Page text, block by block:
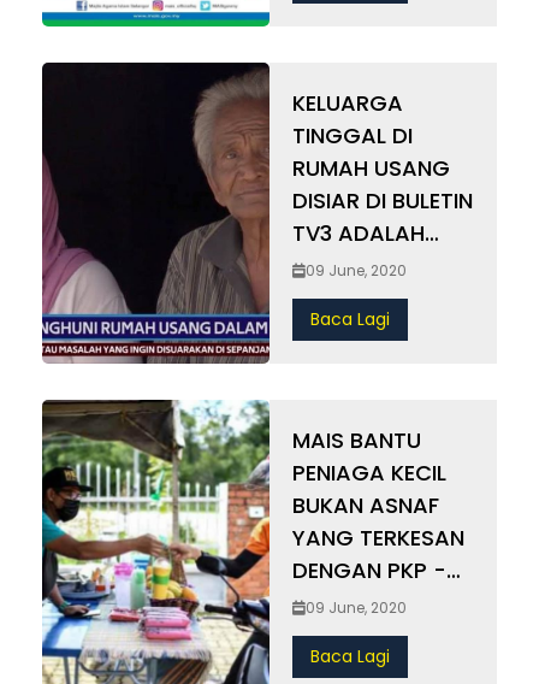
KELUARGA
TINGGAL DI
RUMAH USANG
DISIAR DI BULETIN
TV3 ADALAH
PENERIMA
BANTUAN ZAKAT
09 June, 2020
Baca Lagi
MAIS BANTU
PENIAGA KECIL
BUKAN ASNAF
YANG TERKESAN
DENGAN PKP -
Sumbangan
RM300 Setiap
Seorang Kepada
09 June, 2020
Baca Lagi